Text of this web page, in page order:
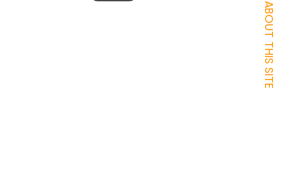
ABOUT THIS SITE